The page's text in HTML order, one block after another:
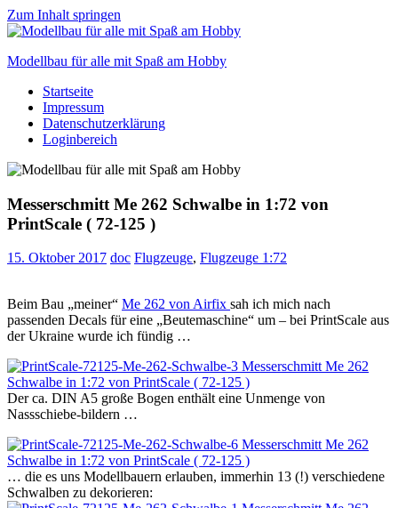
Zum Inhalt springen
Modellbau für alle mit Spaß am Hobby
Scale
modelling
to
Startseite
Impressum
Datenschutzerklärung
Loginbereich
Messerschmitt Me 262 Schwalbe in 1:72 von
PrintScale ( 72-125 )
15. Oktober 2017 doc Flugzeuge, Flugzeuge 1:72
Beim Bau „meiner“ Me 262 von Airfix sah ich mich nach
passenden Decals für eine „Beutemaschine“ um – bei PrintScale aus
der Ukraine wurde ich fündig …
Der ca. DIN A5 große Bogen enthält eine Unmenge von
Nassschiebe-bildern …
… die es uns Modellbauern erlauben, immerhin 13 (!) verschiedene
Schwalben zu dekorieren: